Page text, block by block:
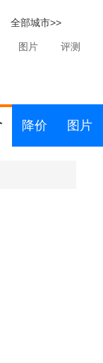
全部城市>>
图片 评测
降价 图片